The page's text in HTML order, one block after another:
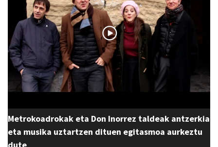
Metrokoadrokak eta Don Inorrez taldeak antzerkia
eta musika uztartzen dituen egitasmoa aurkeztu